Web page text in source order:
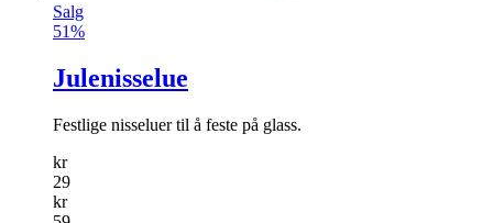
Salg
51%
Julenisselue
Festlige nisseluer til å feste på glass.
kr
29
kr